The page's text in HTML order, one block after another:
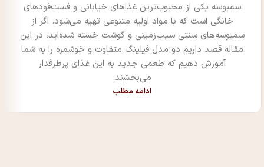
سمبوسه یکی از محبوب‌ترین غذاهای خیابانی و فست‌فودهای
خانگی است که با مواد اولیه متنوعی تهیه می‌شود. اگر از
سمبوسه‌های سنتی سیب‌زمینی و گوشت خسته شده‌اید، در این
مقاله قصد داریم دو مدل فیلینگ متفاوت و خوشمزه را به شما
آموزش دهیم که طعمی جدید به این غذای پرطرفدار
می‌بخشند.
ادامه مطلب